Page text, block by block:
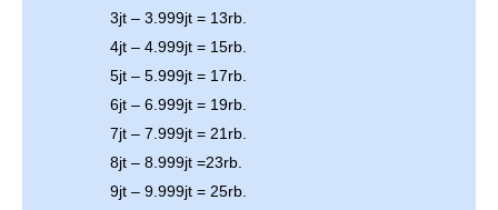
3jt – 3.999jt = 13rb.
4jt – 4.999jt = 15rb.
5jt – 5.999jt = 17rb.
6jt – 6.999jt = 19rb.
7jt – 7.999jt = 21rb.
8jt – 8.999jt =23rb.
9jt – 9.999jt = 25rb.